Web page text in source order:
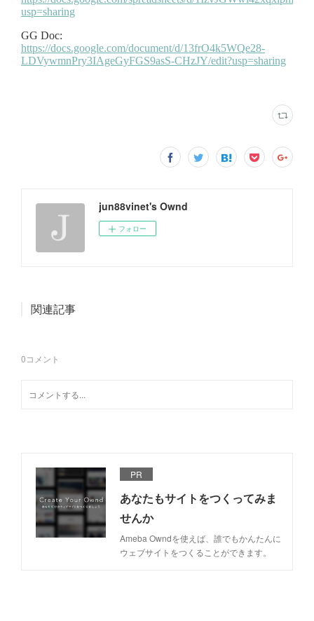
jun88vinet's Ownd
フォロー
関連記事
0コメント
PR
あなたもサイトをつくってみま
せんか
Ameba Owndを使えば、誰でもかんたんに
ウェブサイトをつくることができます。